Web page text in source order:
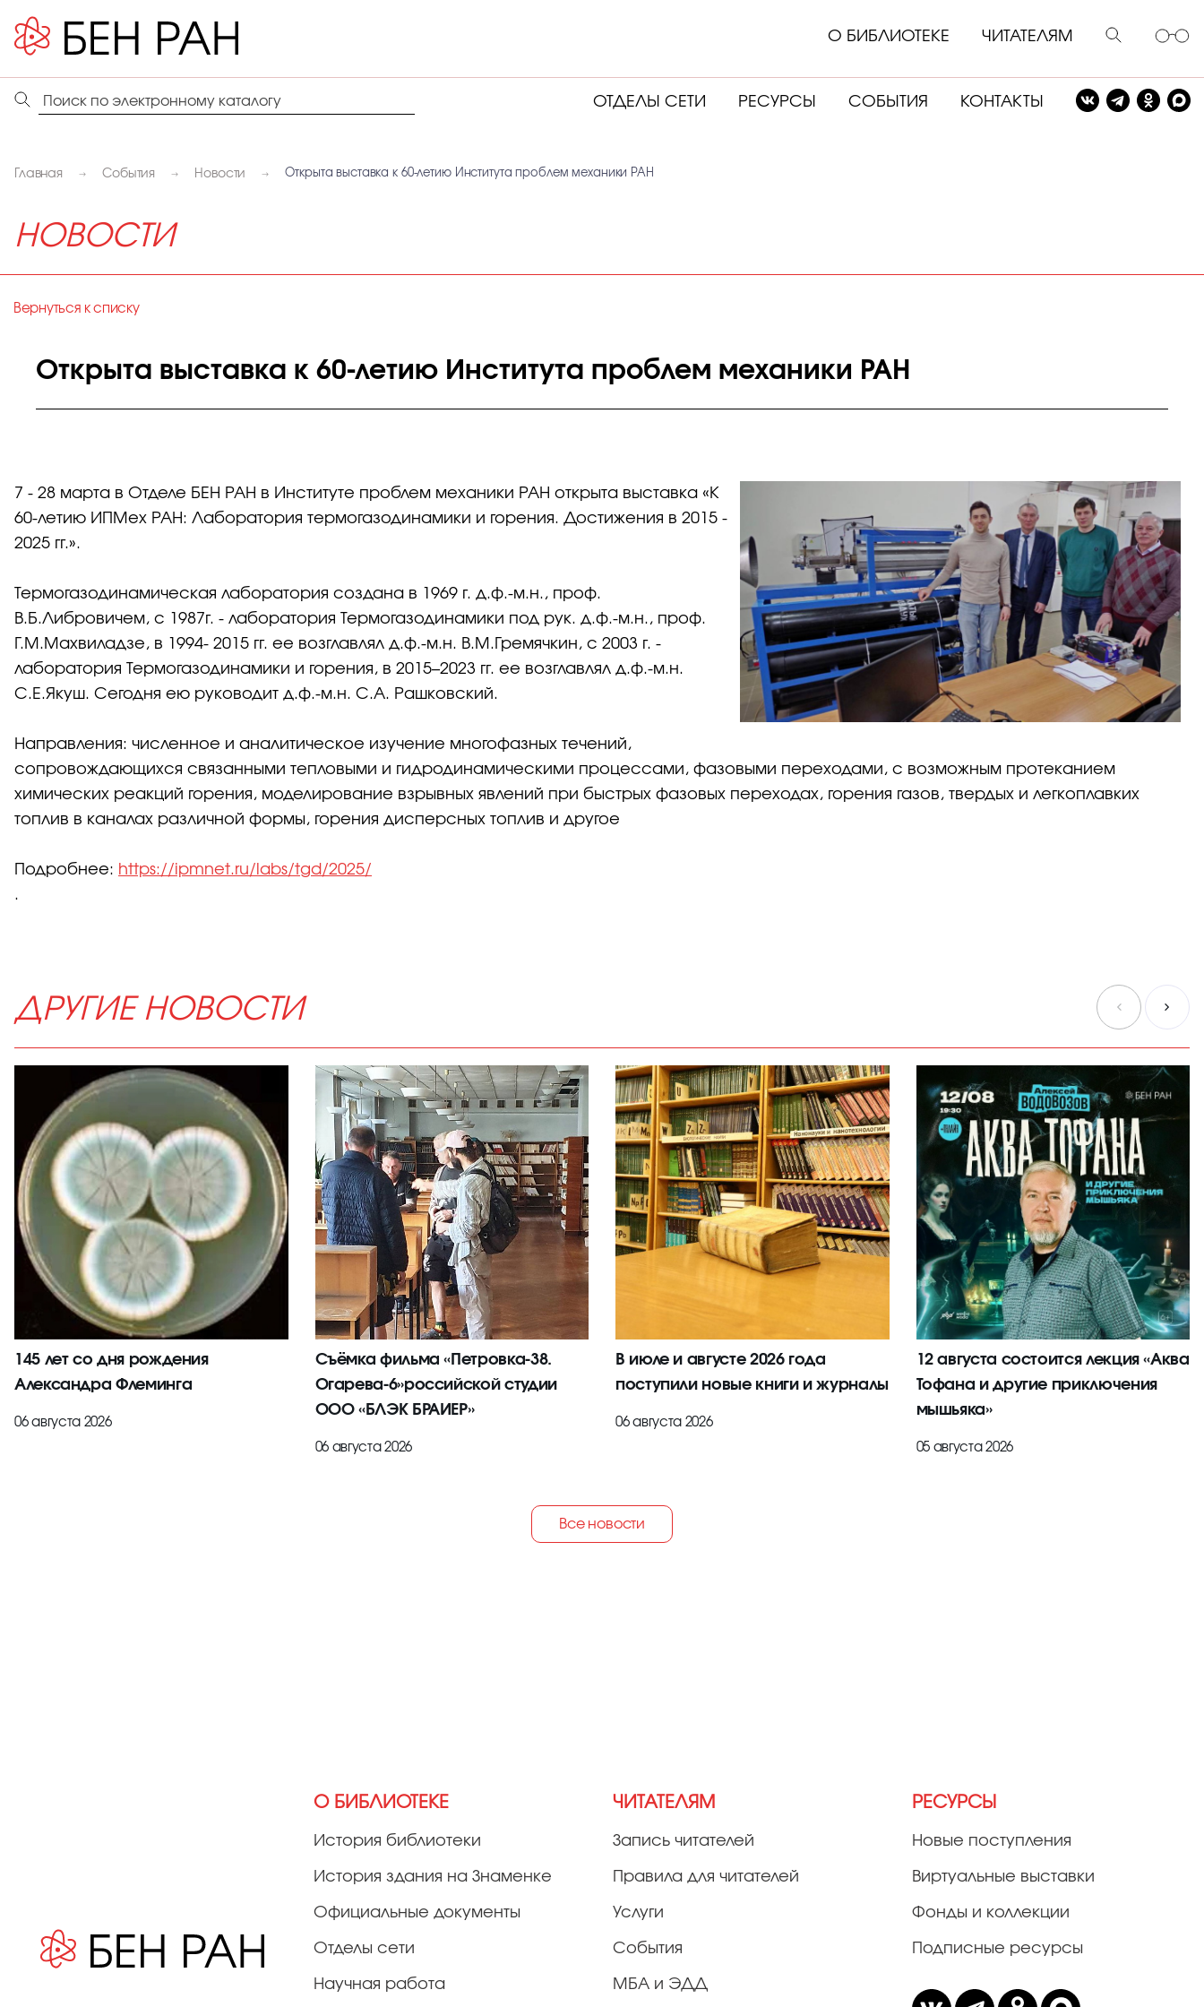
О БИБЛИОТЕКЕ ЧИТАТЕЛЯМ
ОТДЕЛЫ СЕТИ РЕСУРСЫ СОБЫТИЯ КОНТАКТЫ
Главная События Новости Открыта выставка к 60-летию Института проблем механики РАН
НОВОСТИ
Вернуться к списку
Открыта выставка к 60-летию Института проблем механики РАН
7 - 28 марта в Отделе БЕН РАН в Институте проблем механики РАН открыта выставка «К
60-летию ИПМех РАН: Лаборатория термогазодинамики и горения. Достижения в 2015 -
2025 гг.».
Термогазодинамическая лаборатория создана в 1969 г. д.ф.-м.н., проф.
В.Б.Либровичем, с 1987г. - лаборатория Термогазодинамики под рук. д.ф.-м.н., проф.
Г.М.Махвиладзе, в 1994- 2015 гг. ее возглавлял д.ф.-м.н. В.М.Гремячкин, с 2003 г. -
лаборатория Термогазодинамики и горения, в 2015–2023 гг. ее возглавлял д.ф.-м.н.
С.Е.Якуш. Сегодня ею руководит д.ф.-м.н. С.А. Рашковский.
Направления: численное и аналитическое изучение многофазных течений,
сопровождающихся связанными тепловыми и гидродинамическими процессами, фазовыми переходами, с возможным протеканием
химических реакций горения, моделирование взрывных явлений при быстрых фазовых переходах, горения газов, твердых и легкоплавких
топлив в каналах различной формы, горения дисперсных топлив и другое
Подробнее: https://ipmnet.ru/labs/tgd/2025/
.
ДРУГИЕ НОВОСТИ
145 лет со дня рождения
Александра Флеминга
06 августа 2026
Съёмка фильма «Петровка-38.
Огарева-6»российской студии
ООО «БЛЭК БРАИЕР»
06 августа 2026
В июле и августе 2026 года
поступили новые книги и журналы
06 августа 2026
12 августа состоится лекция «Аква
Тофана и другие приключения
мышьяка»
05 августа 2026
Все новости
О БИБЛИОТЕКЕ
История библиотеки
История здания на Знаменке
Официальные документы
Отделы сети
Научная работа
ЧИТАТЕЛЯМ
Запись читателей
Правила для читателей
Услуги
События
МБА и ЭДД
РЕСУРСЫ
Новые поступления
Виртуальные выставки
Фонды и коллекции
Подписные ресурсы